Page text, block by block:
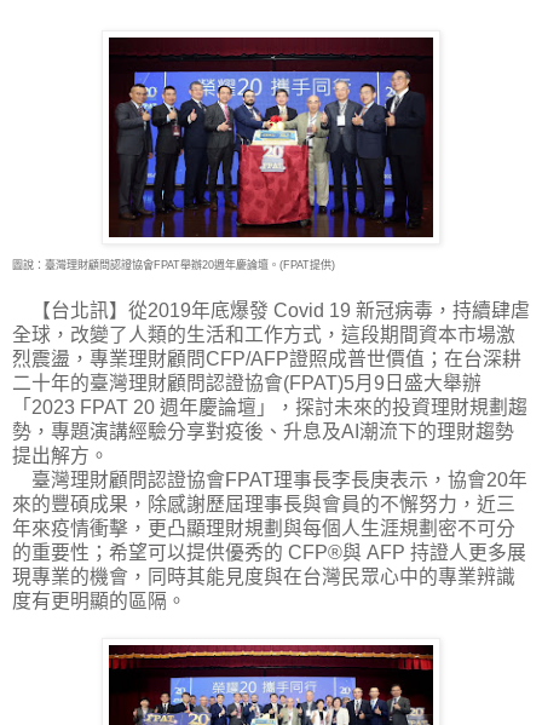
圖說：臺灣理財顧問認證協會FPAT舉辦20週年慶論壇。(FPAT提供)
【台北訊】從2019年底爆發 Covid 19 新冠病毒，持續肆虐
全球，改變了人類的生活和工作方式，這段期間資本市場激
烈震盪，專業理財顧問CFP/AFP證照成普世價值；在台深耕
二十年的臺灣理財顧問認證協會(FPAT)5月9日盛大舉辦
「2023 FPAT 20 週年慶論壇」，探討未來的投資理財規劃趨
勢，專題演講經驗分享對疫後、升息及AI潮流下的理財趨勢
提出解方。
臺灣理財顧問認證協會FPAT理事長李長庚表示，協會20年
來的豐碩成果，除感謝歷屆理事長與會員的不懈努力，近三
年來疫情衝擊，更凸顯理財規劃與每個人生涯規劃密不可分
的重要性；希望可以提供優秀的 CFP®與 AFP 持證人更多展
現專業的機會，同時其能見度與在台灣民眾心中的專業辨識
度有更明顯的區隔。